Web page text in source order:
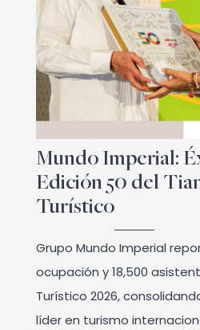
Mundo Imperial:
Edición 50 del
Turístico
Grupo Mundo Imperial
ocupación y 18,500
Turístico 2026,
líder en turismo